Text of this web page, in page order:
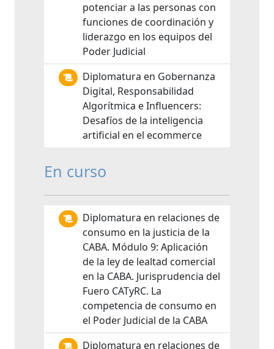
potenciar a las personas con
funciones de coordinación y
liderazgo en los equipos del
Poder Judicial
Diplomatura en Gobernanza
Digital, Responsabilidad
Algorítmica e Influencers:
Desafíos de la inteligencia
artificial en el ecommerce
En curso
Diplomatura en relaciones de
consumo en la justicia de la
CABA. Módulo 9: Aplicación
de la ley de lealtad comercial
en la CABA. Jurisprudencia del
Fuero CATyRC. La
competencia de consumo en
el Poder Judicial de la CABA
Diplomatura en relaciones de